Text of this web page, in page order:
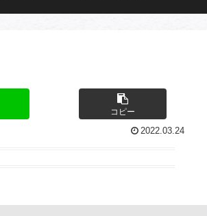
コピー
2022.03.24